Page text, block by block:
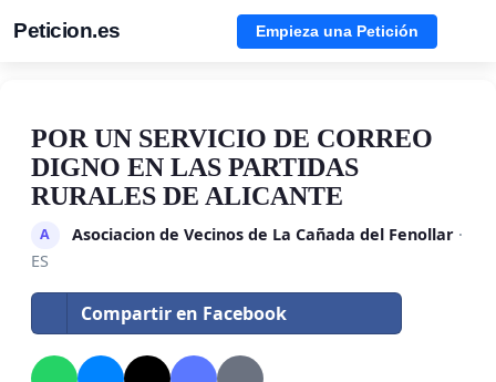
Peticion.es Empieza una Petición
POR UN SERVICIO DE CORREO
DIGNO EN LAS PARTIDAS
RURALES DE ALICANTE
A Asociacion de Vecinos de La Cañada del Fenollar·
ES
Compartir en Facebook